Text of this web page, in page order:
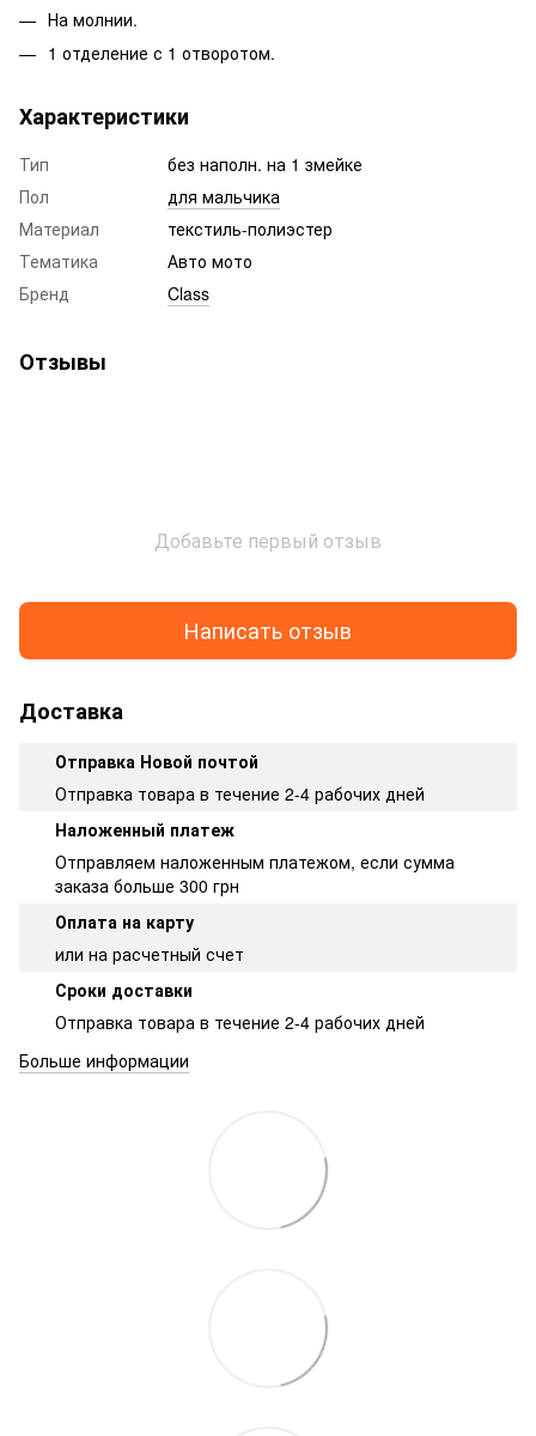
На молнии.
1 отделение с 1 отворотом.
Характеристики
Тип
без наполн. на 1 змейке
Пол
для мальчика
Материал
текстиль-полиэстер
Тематика
Авто мото
Бренд
Class
Отзывы
Добавьте первый отзыв
Написать отзыв
Доставка
Отправка Новой почтой
Отправка товара в течение 2-4 рабочих дней
Наложенный платеж
Отправляем наложенным платежом, если сумма
заказа больше 300 грн
Оплата на карту
или на расчетный счет
Сроки доставки
Отправка товара в течение 2-4 рабочих дней
Больше информации